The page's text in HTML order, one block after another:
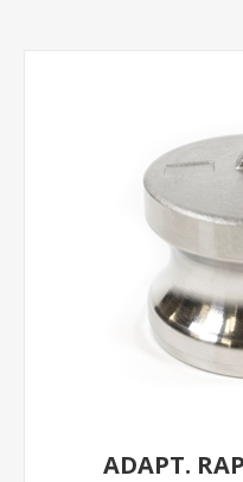
ADAPT.